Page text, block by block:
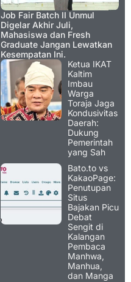
Job Fair Batch II Unmul
Digelar Akhir Juli,
Mahasiswa dan Fresh
Graduate Jangan Lewatkan
Kesempatan Ini.
Ketua IKAT
Kaltim
Imbau
Warga
Toraja Jaga
Kondusivitas
Daerah:
Dukung
Pemerintah
yang Sah
Bato.to vs
KakaoPage:
Penutupan
Situs
Bajakan Picu
Debat
Sengit di
Kalangan
Pembaca
Manhwa,
Manhua,
dan Manga